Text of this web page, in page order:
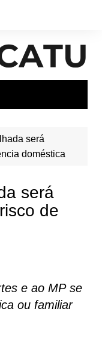
será
doméstica
será
de
e ao MPse
ou familiar